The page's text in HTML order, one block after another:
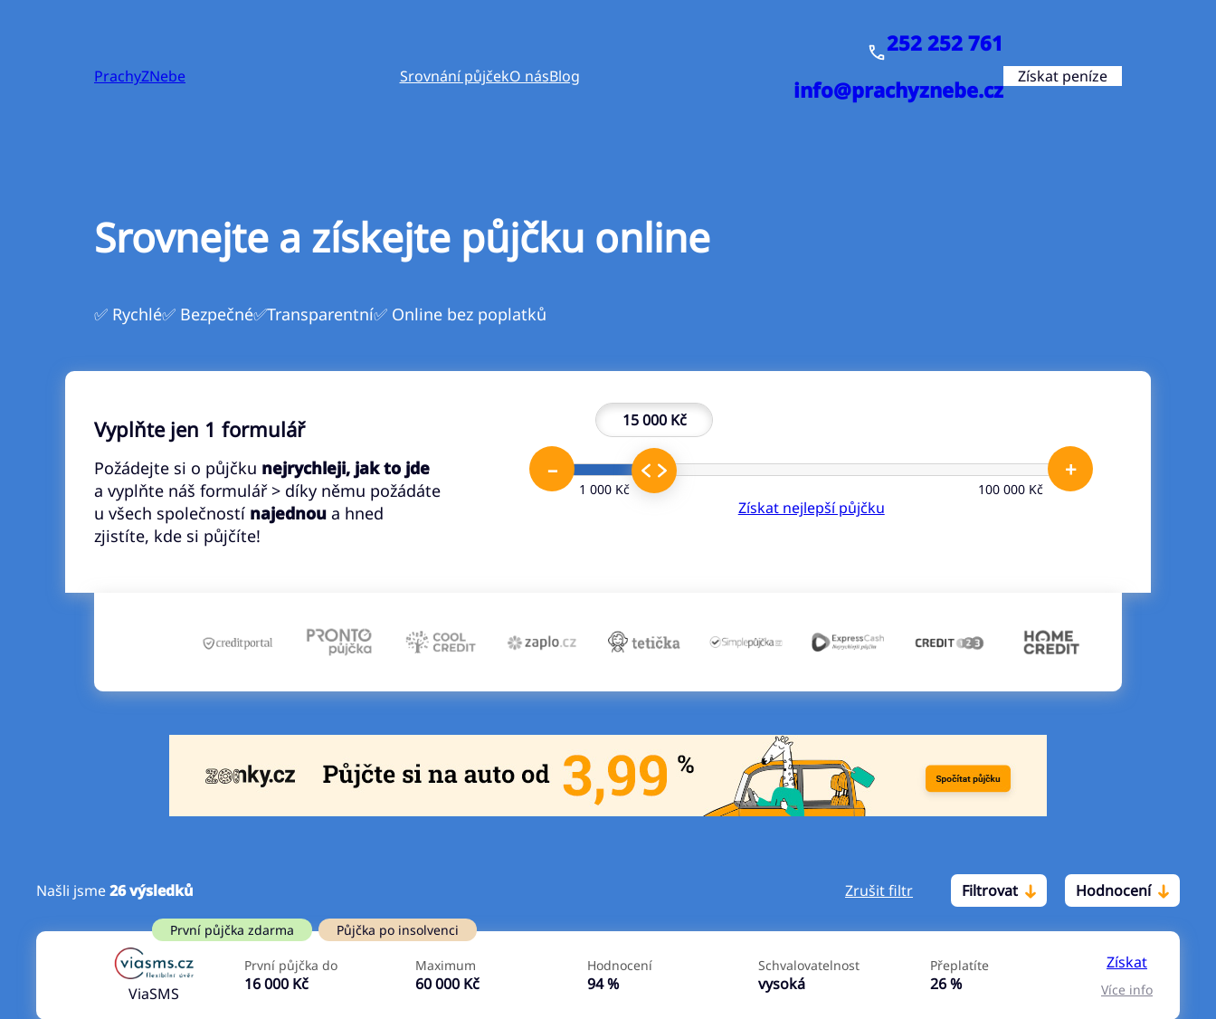
PrachyZNebe
Srovnání půjčekO násBlog
252 252 761
info@prachyznebe.cz
Získat peníze
Srovnejte a získejte půjčku online
✅ Rychlé✅ Bezpečné✅Transparentní✅ Online bez poplatků
Vyplňte jen 1 formulář
Požádejte si o půjčku nejrychleji, jak to jde
a vyplňte náš formulář > díky němu požádáte
u všech společností najednou a hned
zjistíte, kde si půjčíte!
15 000 Kč
– +
1 000 Kč 100 000 Kč
Získat nejlepší půjčku
Zrušit filtr Filtrovat
Hodnocení
Od
Do
První půjčka zdarma
ano
Našli jsme26výsledků
První půjčka zdarma Půjčka po insolvenci
ViaSMS
První půjčka do
16 000 Kč
Maximum
60 000 Kč
Hodnocení
94 %
Schvalovatelnost
vysoká
Přeplatíte
26 %
Získat
Více info